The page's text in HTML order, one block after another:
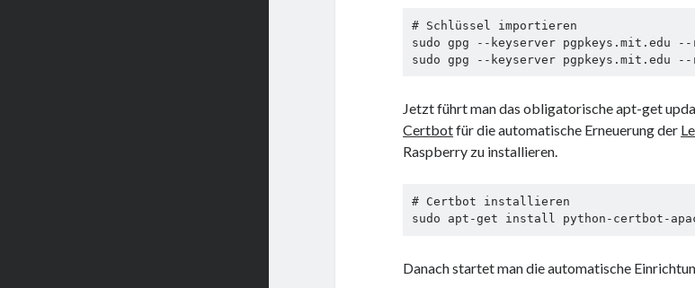
# Schlüssel importieren
sudo gpg --keyserver pgpkeys.mit.edu --
Jetzt führt man das obligatorische apt-get
Certbotfür die automatische Erneuerung der
Raspberry zu installieren.
# Certbot installieren
sudo apt-get install python-certbot-
Danach startet man die automatische